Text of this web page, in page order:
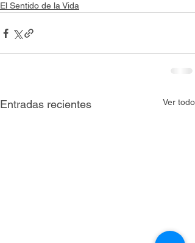
El Sentido de la Vida
Entradas recientes Ver todo